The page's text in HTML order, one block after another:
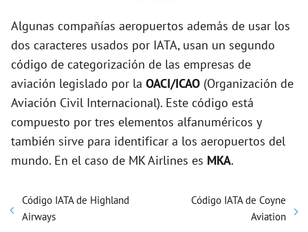
Algunas compañías aeropuertos además de usar los
dos caracteres usados por IATA, usan un segundo
código de categorización de las empresas de
aviación legislado por la OACI/ICAO (Organización de
Aviación Civil Internacional). Este código está
compuesto por tres elementos alfanuméricos y
también sirve para identificar a los aeropuertos del
mundo. En el caso de MK Airlines es MKA.
Código IATA de Highland
Airways
Código IATA de Coyne
Aviation